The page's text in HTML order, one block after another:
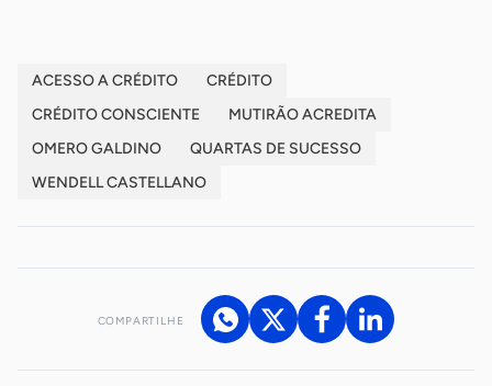
ACESSO A CRÉDITO
CRÉDITO
CRÉDITO CONSCIENTE
MUTIRÃO ACREDITA
OMERO GALDINO
QUARTAS DE SUCESSO
WENDELL CASTELLANO
COMPARTILHE